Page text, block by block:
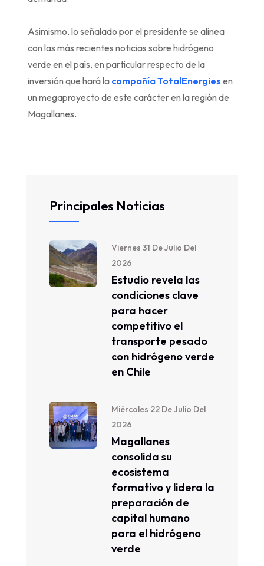
Asimismo, lo señalado por el presidente se alinea
con las más recientes noticias sobre hidrógeno
verde en el país, en particular respecto de la
inversión que hará la compañía TotalEnergies en
un megaproyecto de este carácter en la región de
Magallanes.
Principales Noticias
Viernes 31 De Julio Del
2026
Estudio revela las
condiciones clave
para hacer
competitivo el
transporte pesado
con hidrógeno verde
en Chile
Miércoles 22 De Julio Del
2026
Magallanes
consolida su
ecosistema
formativo y lidera la
preparación de
capital humano
para el hidrógeno
verde